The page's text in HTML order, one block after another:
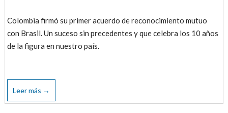
Colombia firmó su primer acuerdo de reconocimiento mutuo
con Brasil. Un suceso sin precedentes y que celebra los 10 años
de la figura en nuestro país.
Leer más →